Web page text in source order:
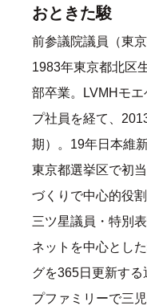
おときた駿
前参議院議員（東
1983年東京都北区
部卒業。LVMHモ
プ社員を経て、
期）。19年日本維
東京都選挙区で初
づくりで中心的役割
三ツ星議員・特別
ネットを中心とし
グを365日更新す
プファミリーで三児